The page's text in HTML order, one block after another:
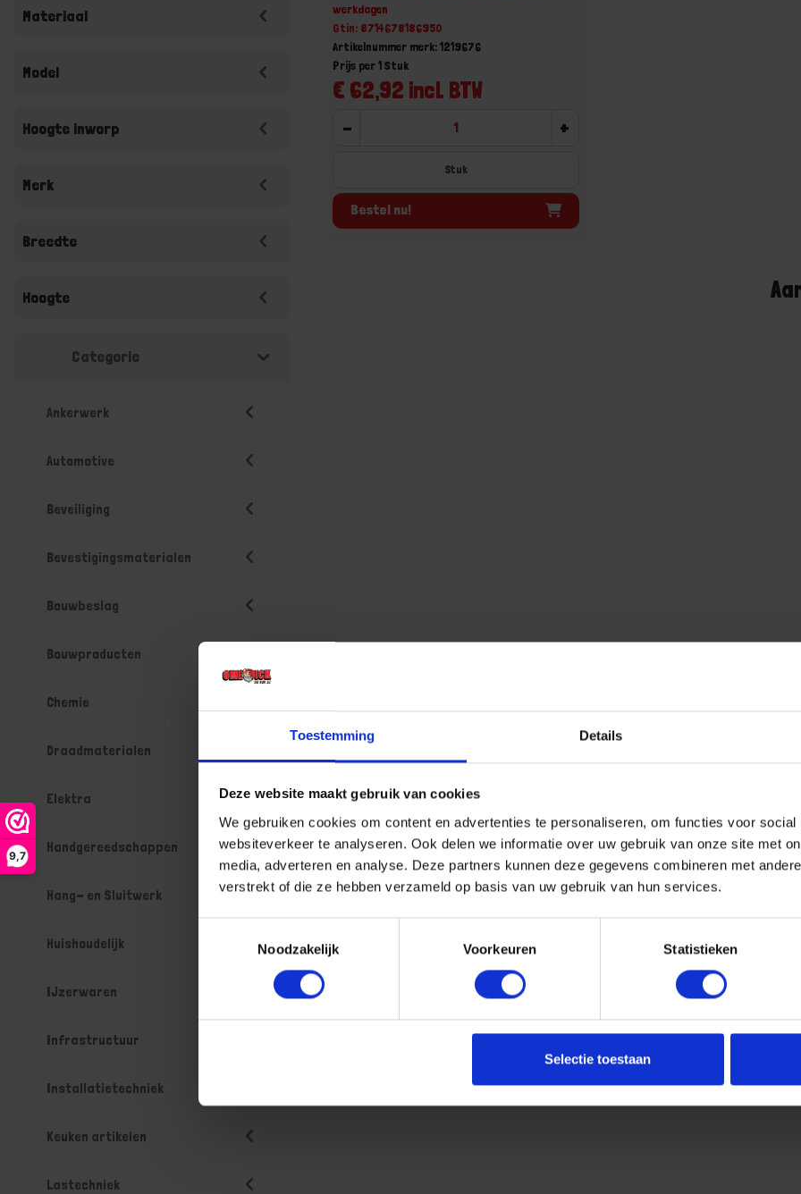
Toestemming Details
Deze website maakt gebruik van cookies
We gebruiken cookies om content en advertenties te personaliseren, om functies voor social
websiteverkeer te analyseren. Ook delen we informatie over uw gebruik van onze site met
media, adverteren en analyse. Deze partners kunnen deze gegevens combineren met
verstrekt of die ze hebben verzameld op basis van uw gebruik van hun services.
Noodzakelijk
Voorkeuren Statistieken
Selectie toestaan
9,7
Materiaal
Model
Hoogte inworp
Merk
Breedte
Hoogte
Categorie
Ankerwerk
Automotive
Beveiliging
Bevestigingsmaterialen
Bouwbeslag
Bouwproducten
Chemie
Draadmaterialen
Elektra
Handgereedschappen
Hang- en Sluitwerk
Huishoudelijk
IJzerwaren
Infrastructuur
Installatietechniek
Keuken artikelen
Lastechniek
werkdagen
Gtin: 8714678186950
Artikelnummer merk: 1219676
€ 62,92 incl. BTW
Prijs per 1 Stuk
- +
Stuk
Bestel nu!